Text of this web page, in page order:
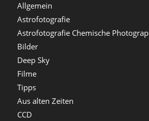
Allgemein
Astrofotografie
Astrofotografie Chemische
Bilder
Deep Sky
Filme
Tipps
Aus alten Zeiten
CCD